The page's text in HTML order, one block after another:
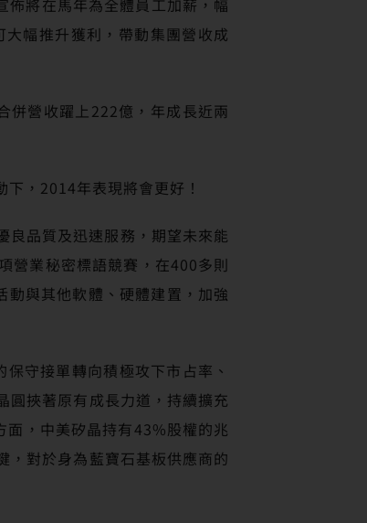
將在馬年為全體員工加薪，幅
幅推升獲利，帶動集團營收成
併營收躍上222億，年成長近兩
，2014年表現將會更好！
品質及迅速服務，期望未來能
營業秘密標語競賽，在400多則
與其他軟體、硬體建置，加強
守接單轉向積極攻下市占率、
圓挾著原有成長力道，持續擴充
，中美矽晶持有43%股權的兆
，對於身為藍寶石基板供應商的